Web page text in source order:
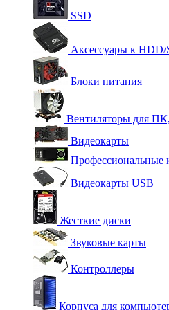
SSD
Аксессуары к HDD/
Блоки питания
Вентиляторы для
Видеокарты
Профессиональные
Видеокарты USB
Жесткие диски
Звуковые карты
Контроллеры
Корпуса для